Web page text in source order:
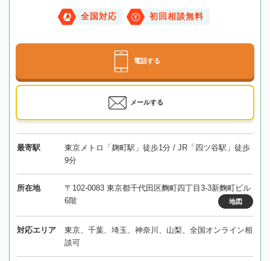
全国対応 初回相談無料
電話する
メールする
最寄駅
東京メトロ「麹町駅」徒歩1分 / JR「四ツ谷駅」徒歩
9分
所在地
〒102-0083 東京都千代田区麴町四丁目3-3新麴町ビル
6階
地図
対応エリア
東京、千葉、埼玉、神奈川、山梨、全国オンライン相
談可